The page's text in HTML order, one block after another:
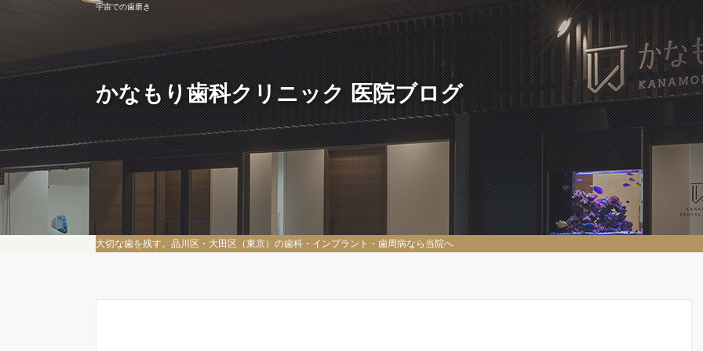
宇宙での歯磨き
かなもり歯科クリニック 医院ブログ
大切な歯を残す。品川区・大田区（東京）の歯科・インプラント・歯周病なら当院へ